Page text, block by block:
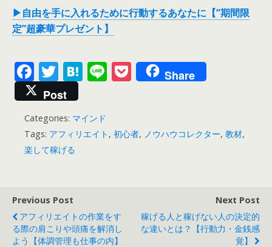
▶自由を手に入れるために行動するあなたに【”期間限
定”超豪華プレゼント】
F
ac
e
b
o
T
w
itt
er
H
e
n
Li P
et
Share
Post
Categories: マインド
Tags: アフィリエイト , 初心者, ノウハウコレクター, 教材,
楽して稼げる
Previous Post
アフィリエイトの作業をす
る際の肩こりや頭痛を解消し
よう【体調管理も仕事の内】
Next Post
稼げる人と稼げない人の決定的
な違いとは？【行動力・金銭感
覚】